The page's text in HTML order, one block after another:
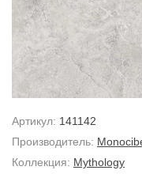
Артикул: 141142
Производитель:
Коллекция: Mythology